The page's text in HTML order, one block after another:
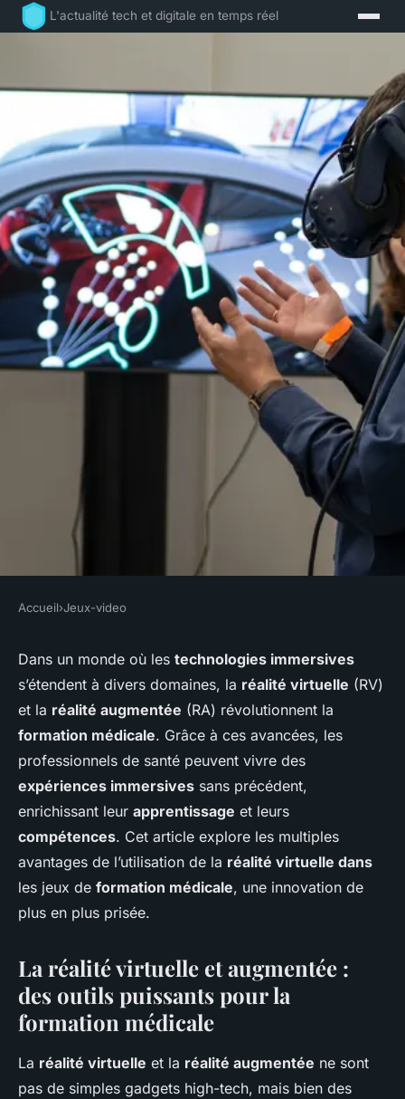
L'actualité tech et digitale en temps réel
Quels sont les avantages de
l'utilisation de la réalité
virtuelle pour créer des
expériences immersives dans
les jeux de formation
médicale?
Anna•19 septembre 2024• 3 min de lecture
Accueil›Jeux-video
Dans un monde où les technologies immersives
s’étendent à divers domaines, la réalité virtuelle (RV)
et la réalité augmentée (RA) révolutionnent la
formation médicale. Grâce à ces avancées, les
professionnels de santé peuvent vivre des
expériences immersives sans précédent,
enrichissant leur apprentissage et leurs
compétences. Cet article explore les multiples
avantages de l’utilisation de la réalité virtuelle dans
les jeux de formation médicale, une innovation de
plus en plus prisée.
La réalité virtuelle et augmentée :
des outils puissants pour la
formation médicale
La réalité virtuelle et la réalité augmentée ne sont
pas de simples gadgets high-tech, mais bien des